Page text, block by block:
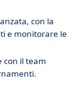
con la
e monitorare le
con il team